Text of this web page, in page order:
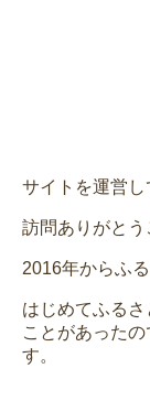
サイトを運営し
訪問ありがとう
2016年からふ
はじめてふる
ことがあった
す。